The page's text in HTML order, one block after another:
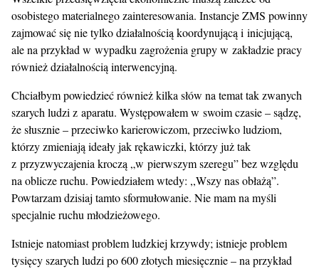
osobistego materialnego zainteresowania. Instancje ZMS powinny
zajmować się nie tylko działalnością koordynującą i inicjującą,
ale na przykład w wypadku zagrożenia grupy w zakładzie pracy
również działalnością interwencyjną.
Chciałbym powiedzieć również kilka słów na temat tak zwanych
szarych ludzi z aparatu. Występowałem w swoim czasie – sądzę,
że słusznie – przeciwko karierowiczom, przeciwko ludziom,
którzy zmieniają ideały jak rękawiczki, którzy już tak
z przyzwyczajenia kroczą „w pierwszym szeregu” bez względu
na oblicze ruchu. Powiedziałem wtedy: ,,Wszy nas obłażą”.
Powtarzam dzisiaj tamto sformułowanie. Nie mam na myśli
specjalnie ruchu młodzieżowego.
Istnieje natomiast problem ludzkiej krzywdy; istnieje problem
tysięcy szarych ludzi po 600 złotych miesięcznie – na przykład